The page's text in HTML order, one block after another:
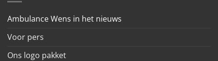
Ambulance Wens in het nieuws
Voor pers
Ons logo pakket